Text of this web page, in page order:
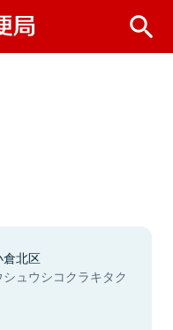
北区
ュウシコクラキタク